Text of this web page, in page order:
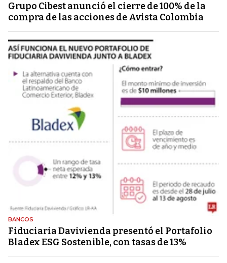
Grupo Cibest anunció el cierre de 100% de la
compra de las acciones de Avista Colombia
BANCOS
Fiduciaria Davivienda presentó el Portafolio
Bladex ESG Sostenible, con tasas de 13%